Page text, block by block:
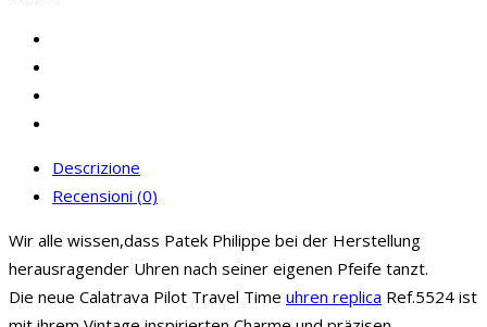
Descrizione
Recensioni (0)
Wir alle wissen,dass Patek Philippe bei der Herstellung
herausragender Uhren nach seiner eigenen Pfeife tanzt.
Die neue Calatrava Pilot Travel Time uhren replica Ref.5524 ist